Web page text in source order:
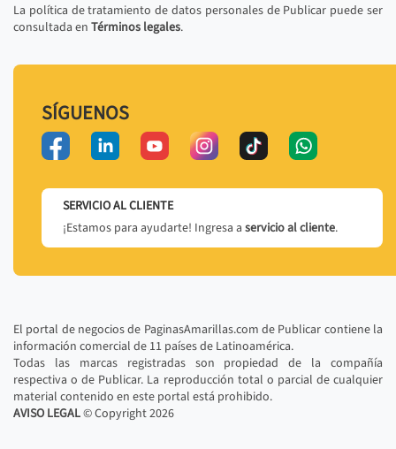
La política de tratamiento de datos personales de Publicar puede ser
consultada en Términos legales.
SÍGUENOS
SERVICIO AL CLIENTE
¡Estamos para ayudarte! Ingresa a servicio al cliente.
El portal de negocios de PaginasAmarillas.com de Publicar contiene la
información comercial de 11 países de Latinoamérica.
Todas las marcas registradas son propiedad de la compañía
respectiva o de Publicar. La reproducción total o parcial de cualquier
material contenido en este portal está prohibido.
AVISO LEGAL© Copyright2026